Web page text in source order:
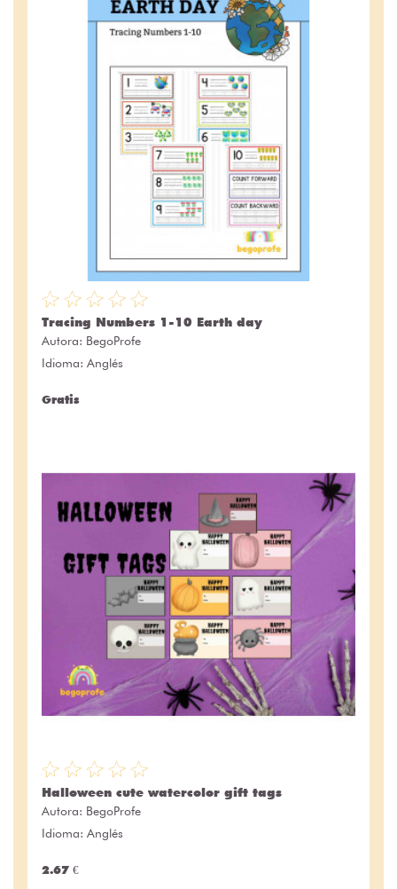
Tracing Numbers 1-10 Earth day
Autora: BegoProfe
Idioma: Anglés
Gratis
Halloween cute watercolor gift tags
Autora: BegoProfe
Idioma: Anglés
2.67 €